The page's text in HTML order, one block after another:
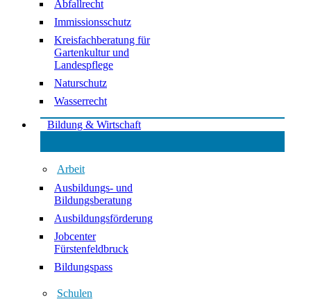
Abfallrecht
Immissionsschutz
Kreisfachberatung für
Gartenkultur und
Landespflege
Naturschutz
Wasserrecht
Bildung & Wirtschaft
Arbeit
Ausbildungs- und
Bildungsberatung
Ausbildungsförderung
Jobcenter
Fürstenfeldbruck
Bildungspass
Schulen